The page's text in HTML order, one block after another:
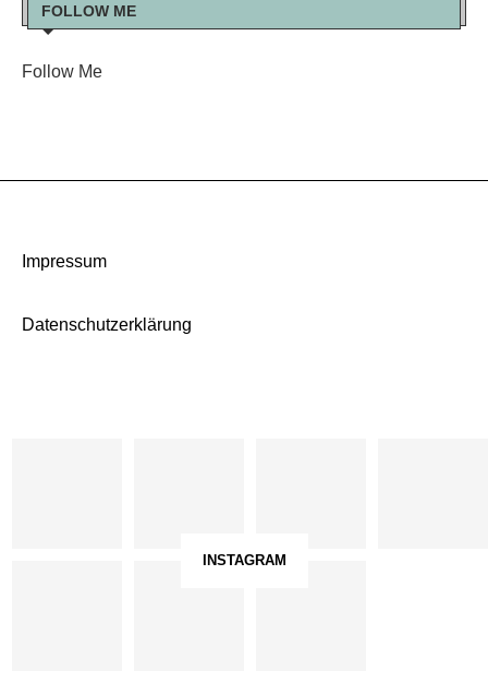
FOLLOW ME
Follow Me
Impressum
Datenschutzerklärung
INSTAGRAM